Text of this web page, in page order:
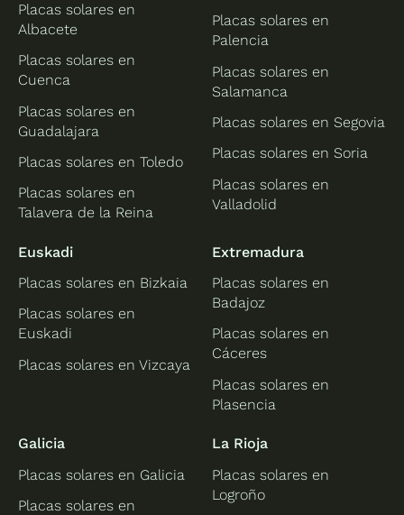
Placas solares en
Albacete
Placas solares en
Cuenca
Placas solares en
Guadalajara
Placas solares en Toledo
Placas solares en
Talavera de la Reina
Placas solares en
Palencia
Placas solares en
Salamanca
Placas solares en Segovia
Placas solares en Soria
Placas solares en
Valladolid
Euskadi
Placas solares en Bizkaia
Placas solares en
Euskadi
Placas solares en Vizcaya
Extremadura
Placas solares en
Badajoz
Placas solares en
Cáceres
Placas solares en
Plasencia
Galicia
Placas solares en Galicia
Placas solares en
La Rioja
Placas solares en
Logroño